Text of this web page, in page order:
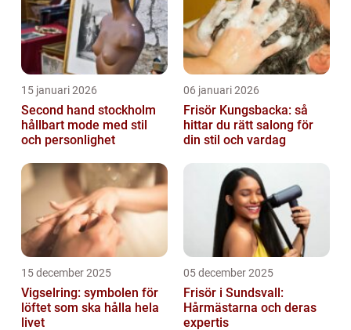
15 januari 2026
Second hand stockholm
hållbart mode med stil
och personlighet
06 januari 2026
Frisör Kungsbacka: så
hittar du rätt salong för
din stil och vardag
15 december 2025
Vigselring: symbolen för
löftet som ska hålla hela
livet
05 december 2025
Frisör i Sundsvall:
Hårmästarna och deras
expertis